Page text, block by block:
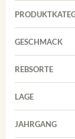
Cuvées
Rosé
Weißwein
GESCHMACK
Trocken
REBSORTE
LAGE
Achkarrer
JAHRGANG